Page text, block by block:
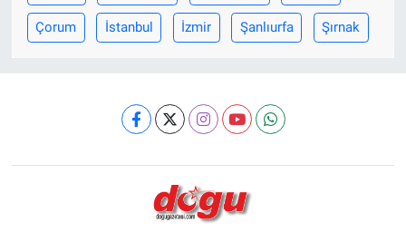
Çorum İstanbul İzmir Şanlıurfa Şırnak